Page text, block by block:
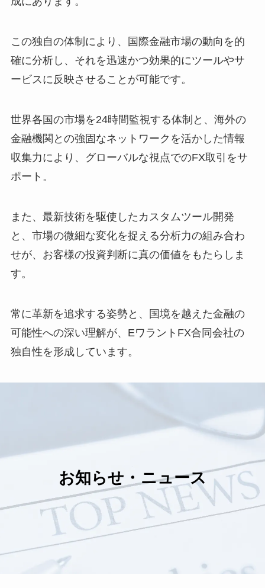
この独自の体制により、国際金融市場の動向を的
確に分析し、それを迅速かつ効果的にツールやサ
ービスに反映させることが可能です。
世界各国の市場を24時間監視する体制と、海外の
金融機関との強固なネットワークを活かした情報
収集力により、グローバルな視点でのFX取引をサ
ポート。
また、最新技術を駆使したカスタムツール開発
と、市場の微細な変化を捉える分析力の組み合わ
せが、お客様の投資判断に真の価値をもたらしま
す。
常に革新を追求する姿勢と、国境を越えた金融の
可能性への深い理解が、EワラントFX合同会社の
独自性を形成しています。
お知らせ・ニュース